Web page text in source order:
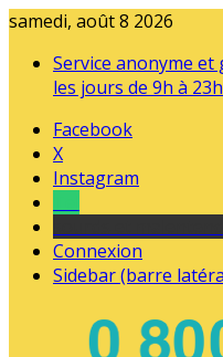
samedi, août 8 2026
Service anonyme
les jours de 9h à 23h
Facebook
X
Instagram
Connexion
Sidebar (barre